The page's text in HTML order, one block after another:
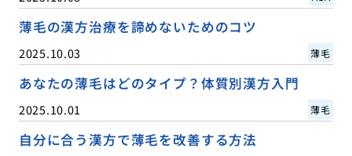
薄毛の漢方治療を諦めないためのコツ
2025.10.03 薄毛
あなたの薄毛はどのタイプ？体質別漢方入門
2025.10.01 薄毛
自分に合う漢方で薄毛を改善する方法